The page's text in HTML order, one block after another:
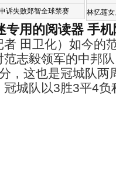
诉失败郑智全球禁赛
林忆莲
专用的阅读器 手
田卫化）如今的
范志毅领军的中邦
，这也是冠城队两
冠城队以3胜3平4